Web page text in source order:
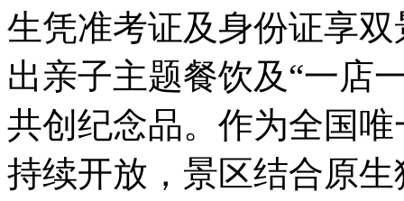
生凭准考证及身份证享
出亲子主题餐饮及“一店
共创纪念品。作为全国
持续开放，景区结合原